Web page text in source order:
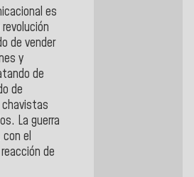
es
de vender
y
de
de
La guerra
el
de